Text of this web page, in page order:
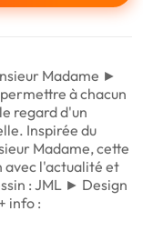
Madame ►
à chacun
regard d'un
Inspirée du
Madame, cette
avec l'actualité et
: JML ► Design
info :